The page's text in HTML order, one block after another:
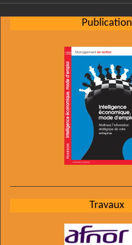
Publication
Travaux